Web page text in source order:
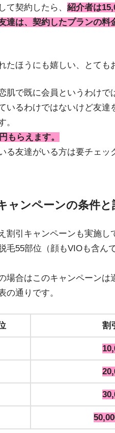
て契約したら、 紹介者は
達は、契約したプランの料
たほうにも嬉しい、とても
肌で既に会員というわけで
いるわけではないけど友
。
もらえます。
る友達がいる方は要チェッ
ャンペーンの条件
割引キャンペーンも実施し
毛55部位（顔もVIOも含ん
場合はこのキャンペーンは
の通りです。
割